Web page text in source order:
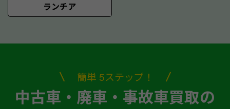
ランチア
簡単 5ステップ！
中古車・廃車・事故車買取の